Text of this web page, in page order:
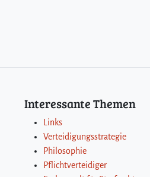
Interessante Themen
Links
Verteidigungsstrategie
Philosophie
Pflichtverteidiger